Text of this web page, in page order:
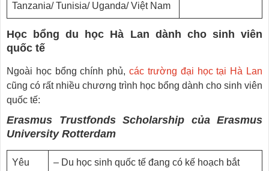
Tanzania/ Tunisia/ Uganda/ Việt Nam
Học bổng du học Hà Lan dành cho sinh viên
quốc tế
Ngoài học bổng chính phủ,các trường đại học tại Hà Lan
cũng có rất nhiều chương trình học bổng dành cho sinh viên
quốc tế:
Erasmus Trustfonds Scholarship của Erasmus
University Rotterdam
Yêu
– Du học sinh quốc tế đang có kế hoạch bắt